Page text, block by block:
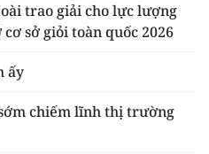
trao giải cho lực lượng
sở giỏi toàn quốc 2026
ấy
chiếm lĩnh thị trường